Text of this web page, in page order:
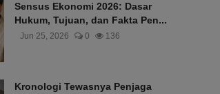
Sensus Ekonomi 2026: Dasar
Hukum, Tujuan, dan Fakta Pen...
Jun 25, 2026 0 136
Kronologi Tewasnya Penjaga